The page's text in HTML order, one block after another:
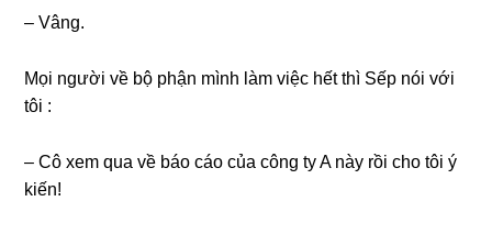
– Vâng.
Mọi người về bộ phận mình làm việc hết thì Sếp nói với
tôi :
– Cô xem qua về báo cáo của cônɡ ty A này rồi cho tôi ý
kiến!